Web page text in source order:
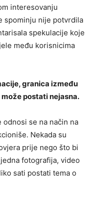
interesovanju
spominju nije potvrdila
spekulacije koje
među korisnicima
granica između
postati nejasna.
se na način na
Nekada su
prije nego što bi
fotografija, video
sati postati tema o